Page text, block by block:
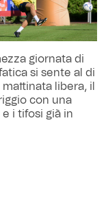
giornata di
si sente al di
libera, il
con una
i tifosi già in